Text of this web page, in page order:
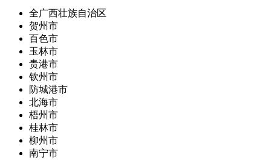
全广西壮族自治区
贺州市
百色市
玉林市
贵港市
钦州市
防城港市
北海市
梧州市
桂林市
柳州市
南宁市